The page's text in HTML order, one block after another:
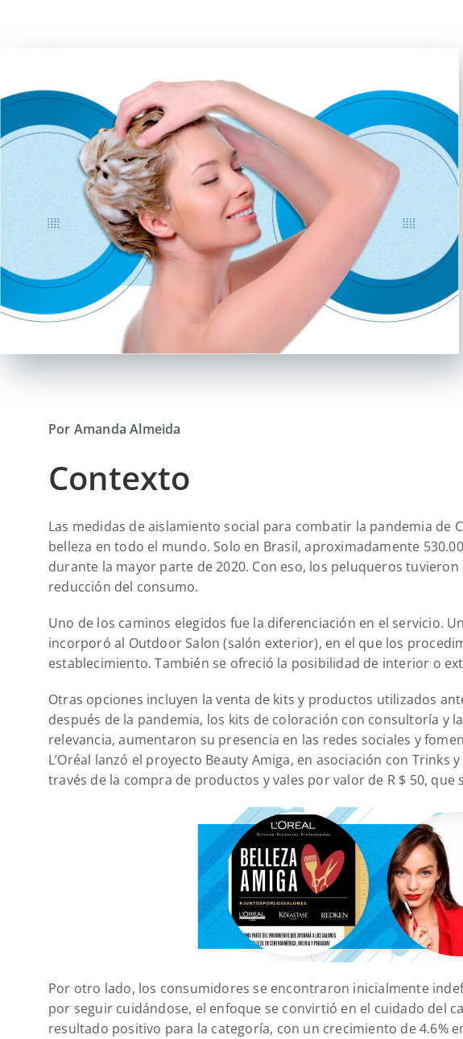
Por Amanda Almeida
Contexto
Las medidas de aislamiento social para combatir la pandemia
belleza en todo el mundo. Solo en Brasil, aproximadamente
durante la mayor parte de 2020. Con eso, los peluqueros
reducción del consumo.
Uno de los caminos elegidos fue la diferenciación en el servicio.
incorporó al Outdoor Salon (salón exterior), en el que los
establecimiento. También se ofreció la posibilidad de interior o
Otras opciones incluyen la venta de kits y productos utilizados
después de la pandemia, los kits de coloración con consultoría y
relevancia, aumentaron su presencia en las redes sociales y
L’Oréal lanzó el proyecto Beauty Amiga, en asociación con
través de la compra de productos y vales por valor de R $ 50,
Por otro lado, los consumidores se encontraron inicialmente
por seguir cuidándose, el enfoque se convirtió en el cuidado del
resultado positivo para la categoría, con un crecimiento de 4.6%